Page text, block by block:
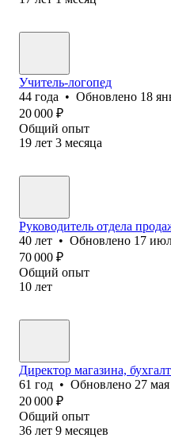
Учитель-логопед
44 года • Обновлено 18
20 000 ₽
Общий опыт
19 лет 3 месяца
Руководитель отдела
40 лет • Обновлено 17
70 000 ₽
Общий опыт
10 лет
Директор магазина,
61 год • Обновлено 27
20 000 ₽
Общий опыт
36 лет 9 месяцев